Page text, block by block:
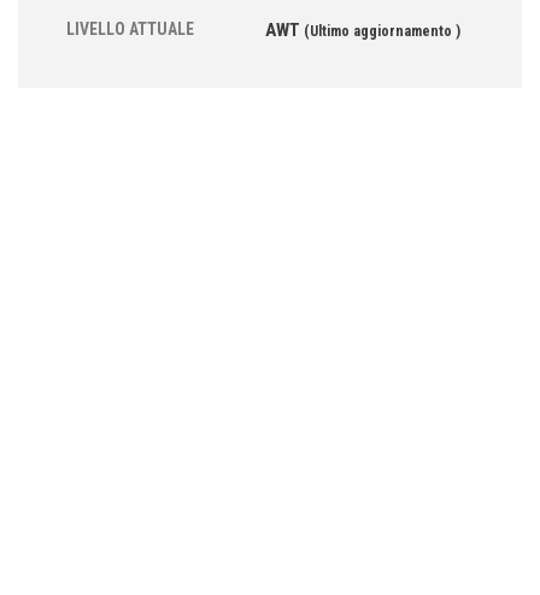
LIVELLO ATTUALE AWT (Ultimo aggiornamento )